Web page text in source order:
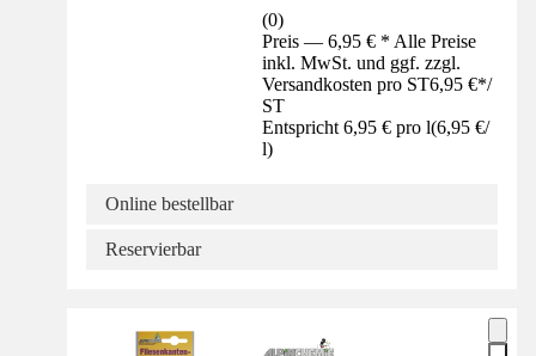
(0)
Preis — 6,95 € * Alle Preise
inkl. MwSt. und ggf. zzgl.
Versandkosten pro ST6,95 €*/
ST
Entspricht 6,95 € pro l(6,95 €/
l)
Online bestellbar
Reservierbar